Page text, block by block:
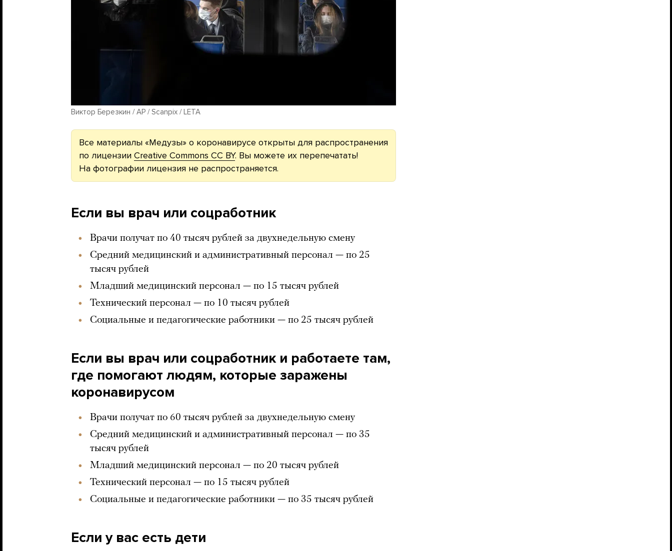
Виктор Березкин / AP / Scanpix / LETA
Все материалы «Медузы» о коронавирусе открыты для распространения
по лицензии Creative Commons CC BY. Вы можете их перепечатать!
На фотографии лицензия не распространяется.
Если вы врач или соцработник
Врачи получат по 40 тысяч рублей за двухнедельную смену
Средний медицинский и административный персонал — по 25
тысяч рублей
Младший медицинский персонал — по 15 тысяч рублей
Технический персонал — по 10 тысяч рублей
Социальные и педагогические работники — по 25 тысяч рублей
Если вы врач или соцработник и работаете там,
где помогают людям, которые заражены
коронавирусом
Врачи получат по 60 тысяч рублей за двухнедельную смену
Средний медицинский и административный персонал — по 35
тысяч рублей
Младший медицинский персонал — по 20 тысяч рублей
Технический персонал — по 15 тысяч рублей
Социальные и педагогические работники — по 35 тысяч рублей
Если у вас есть дети